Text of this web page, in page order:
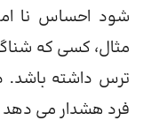
شود احساس نا
مثال، کسی که
ترس داشته باشد.
فرد هشدار می دهد